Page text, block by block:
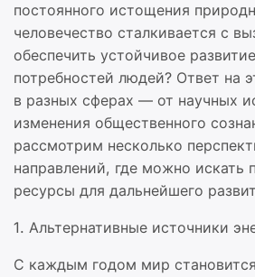
постоянного истощения
человечество сталкивается с
обеспечить устойчивое
потребностей людей? Ответ на
в разных сферах — от научных
изменения общественного
рассмотрим несколько
направлений, где можно искать
ресурсы для дальнейшего
1. Альтернативные источники
С каждым годом мир